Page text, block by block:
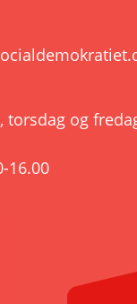
torsdag og
16.00